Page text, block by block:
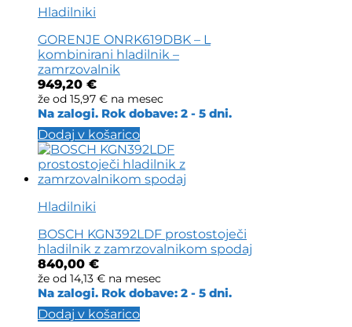
Hladilniki
GORENJE ONRK619DBK – L
kombinirani hladilnik –
zamrzovalnik
949,20 €
že od 15,97 € na mesec
Na zalogi. Rok dobave: 2 - 5 dni.
Dodaj v košarico
Hladilniki
BOSCH KGN392LDF prostostoječi
hladilnik z zamrzovalnikom spodaj
840,00 €
že od 14,13 € na mesec
Na zalogi. Rok dobave: 2 - 5 dni.
Dodaj v košarico